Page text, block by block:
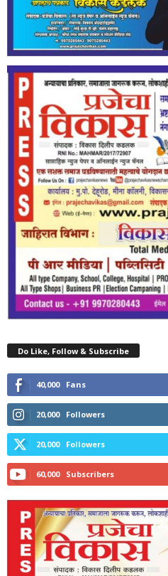
Do Like, Follow & Subscribe
40,000 Fans
20,000 Followers
20,000 Followers
60,000 Subscribers